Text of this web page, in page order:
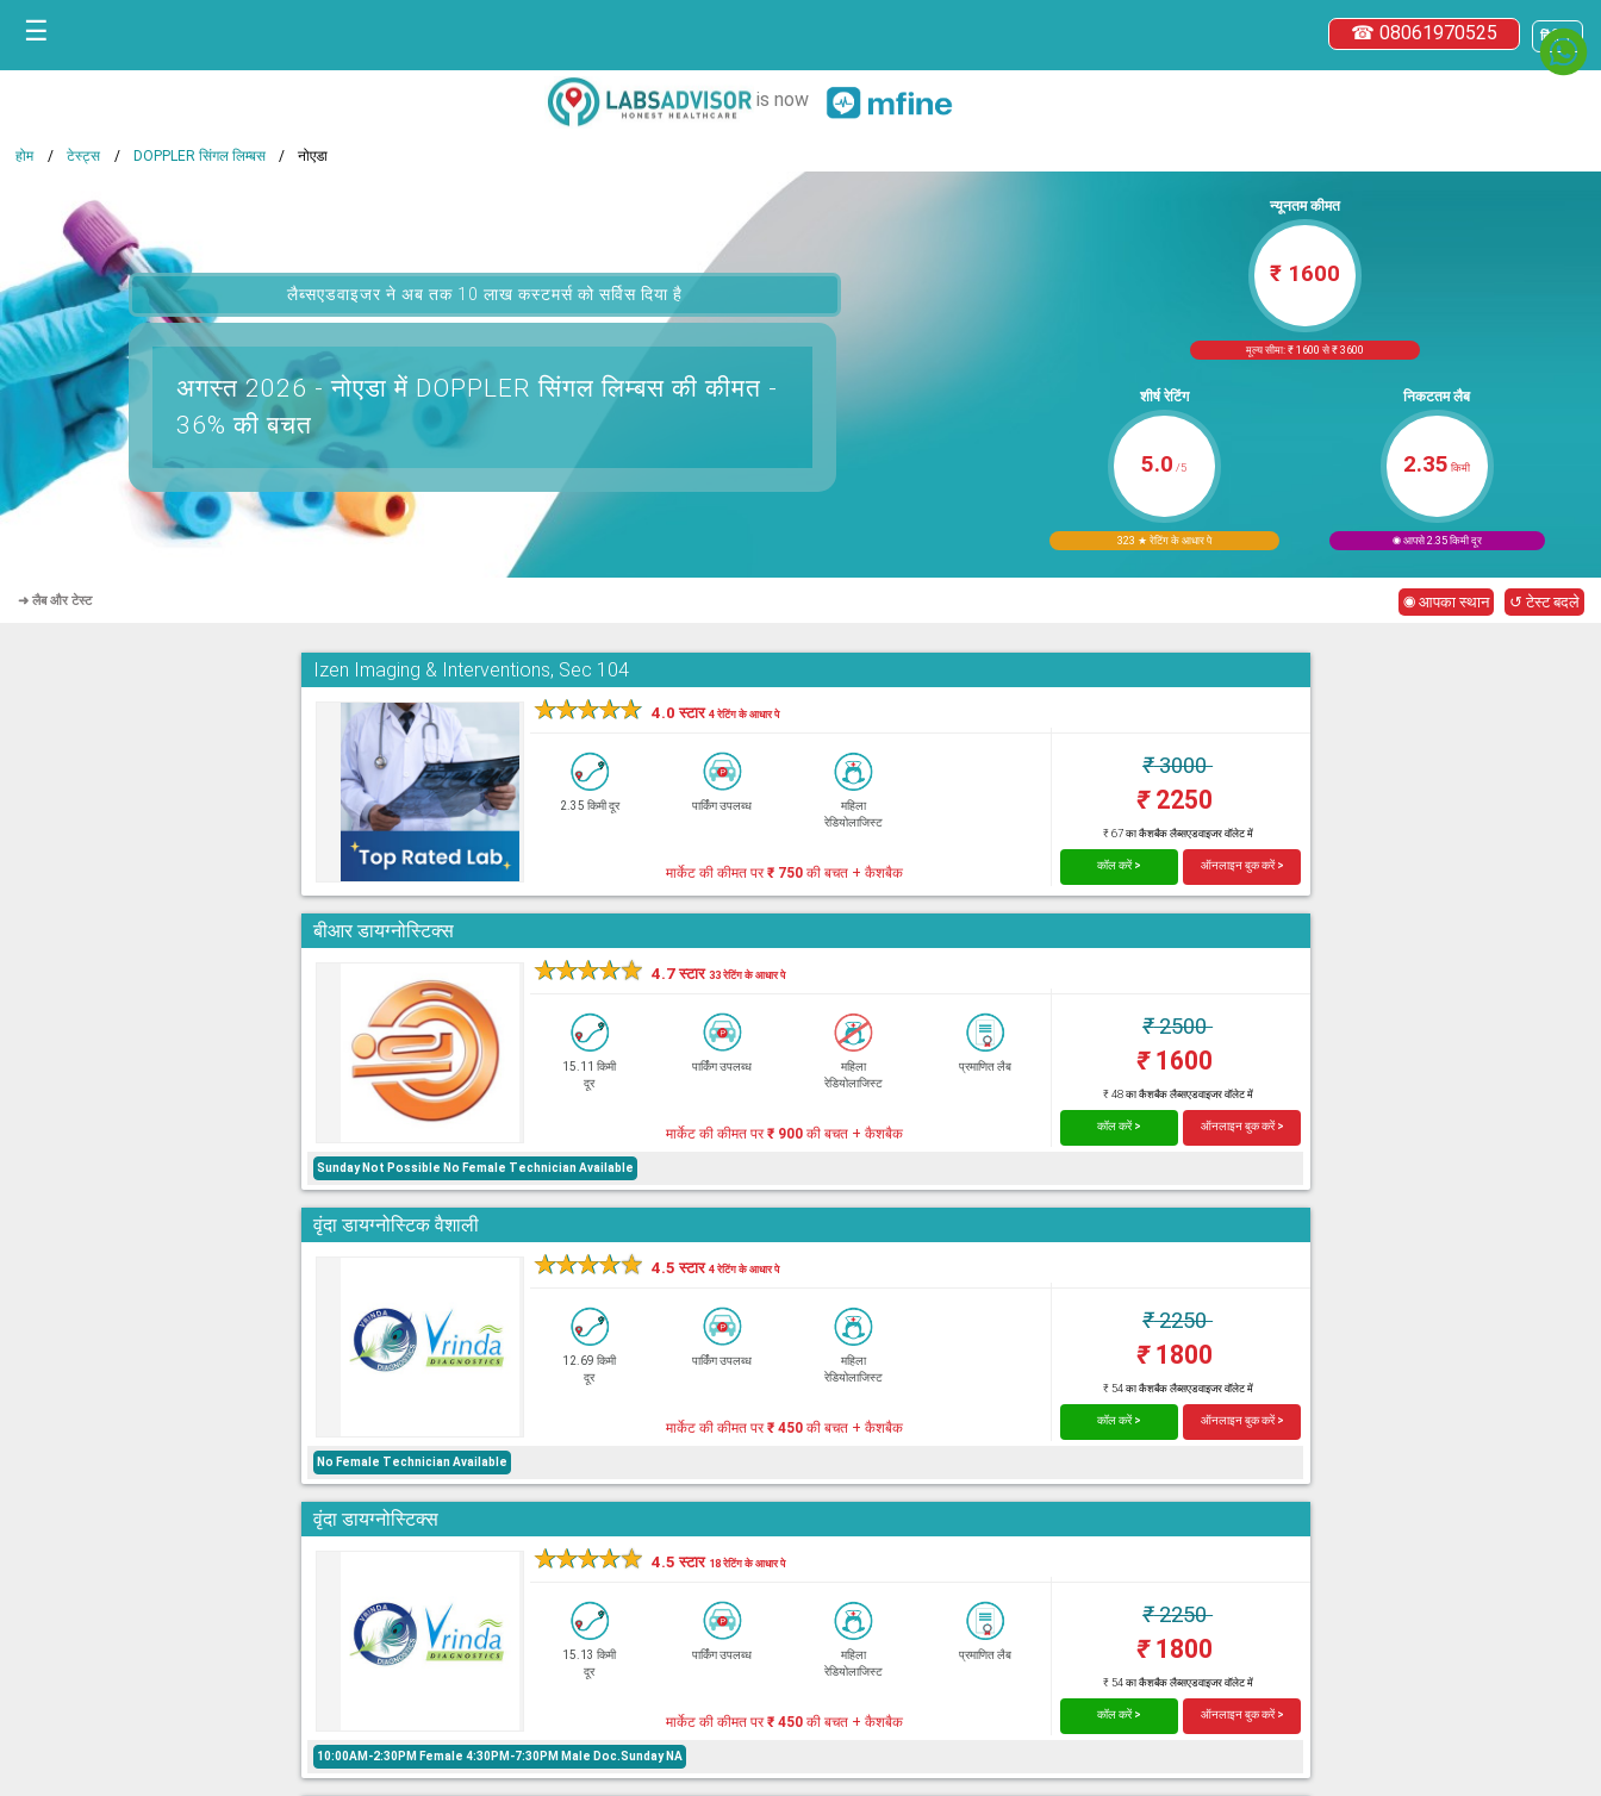
हिंदी ▼
☎ 08061970525
☰
is now
होम टेस्ट्स DOPPLER सिंगल लिम्बस नोएडा
लैब्सएडवाइजर ने अब तक 10 लाख कस्टमर्स को सर्विस दिया है
अगस्त 2026 -नोएडा में DOPPLER सिंगल लिम्बसकी कीमत -
36% की बचत
न्यूनतम कीमत
₹ 1600
मूल्य सीमा: ₹ 1600 से ₹ 3600
शीर्ष रेटिंग
5.0 /5
323 ★ रेटिंग के आधार पे
निकटतम लैब
2.35 किमी
◉ आपसे 2.35 किमी दूर
➜ लैब और टेस्ट ◉ आपका स्थान ↺ टेस्ट बदले
Izen Imaging & Interventions, Sec 104
★★★★★ 4.0 स्टार4 रेटिंग के आधार पे
2.35 किमी दूर पार्किंग उपलब्ध
महिला
रेडियोलाजिस्ट
₹3000
₹2250
₹ 67 का कैशबैक लैब्सएडवाइजर वॉलेट में
मार्केट की कीमत पर₹ 750 की बचत + कैशबैक कॉल करें > ऑनलाइन बुक करें >
बीआर डायग्नोस्टिक्स
★★★★★ 4.7 स्टार33 रेटिंग के आधार पे
15.11 किमी
दूर
पार्किंग उपलब्ध
महिला
रेडियोलाजिस्ट
प्रमाणित लैब
₹2500
₹1600
₹ 48 का कैशबैक लैब्सएडवाइजर वॉलेट में
मार्केट की कीमत पर₹ 900 की बचत + कैशबैक कॉल करें > ऑनलाइन बुक करें >
Sunday Not Possible No Female Technician Available
वृंदा डायग्नोस्टिक वैशाली
★★★★★ 4.5 स्टार4 रेटिंग के आधार पे
12.69 किमी
दूर
पार्किंग उपलब्ध
महिला
रेडियोलाजिस्ट
₹2250
₹1800
₹ 54 का कैशबैक लैब्सएडवाइजर वॉलेट में
मार्केट की कीमत पर₹ 450 की बचत + कैशबैक कॉल करें > ऑनलाइन बुक करें >
No Female Technician Available
वृंदा डायग्नोस्टिक्स
★★★★★ 4.5 स्टार 18 रेटिंग के आधार पे
15.13 किमी
दूर
पार्किंग उपलब्ध
महिला
रेडियोलाजिस्ट
प्रमाणित लैब
₹2250
₹1800
₹ 54 का कैशबैक लैब्सएडवाइजर वॉलेट में
मार्केट की कीमत पर₹ 450 की बचत + कैशबैक कॉल करें > ऑनलाइन बुक करें >
10:00AM-2:30PM Female 4:30PM-7:30PM Male Doc.Sunday NA